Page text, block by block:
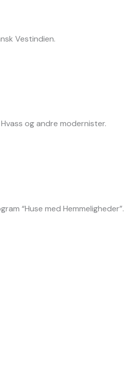
Vestindien.
og andre modernister.
“Huse med Hemmeligheder”.